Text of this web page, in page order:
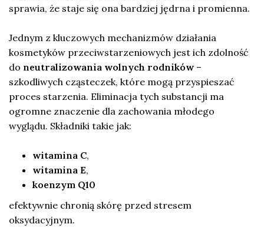
sprawia, że staje się ona bardziej jędrna i promienna.
Jednym z kluczowych mechanizmów działania
kosmetyków przeciwstarzeniowych jest ich zdolność
do neutralizowania wolnych rodników –
szkodliwych cząsteczek, które mogą przyspieszać
proces starzenia. Eliminacja tych substancji ma
ogromne znaczenie dla zachowania młodego
wyglądu. Składniki takie jak:
witamina C,
witamina E,
koenzym Q10
efektywnie chronią skórę przed stresem
oksydacyjnym.